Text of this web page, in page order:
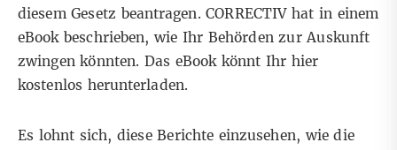
diesem Gesetz beantragen. CORRECTIV hat in einem
eBook beschrieben, wie Ihr Behörden zur Auskunft
zwingen könnten. Das eBook könnt Ihr hier
kostenlos herunterladen.
Es lohnt sich, diese Berichte einzusehen, wie die